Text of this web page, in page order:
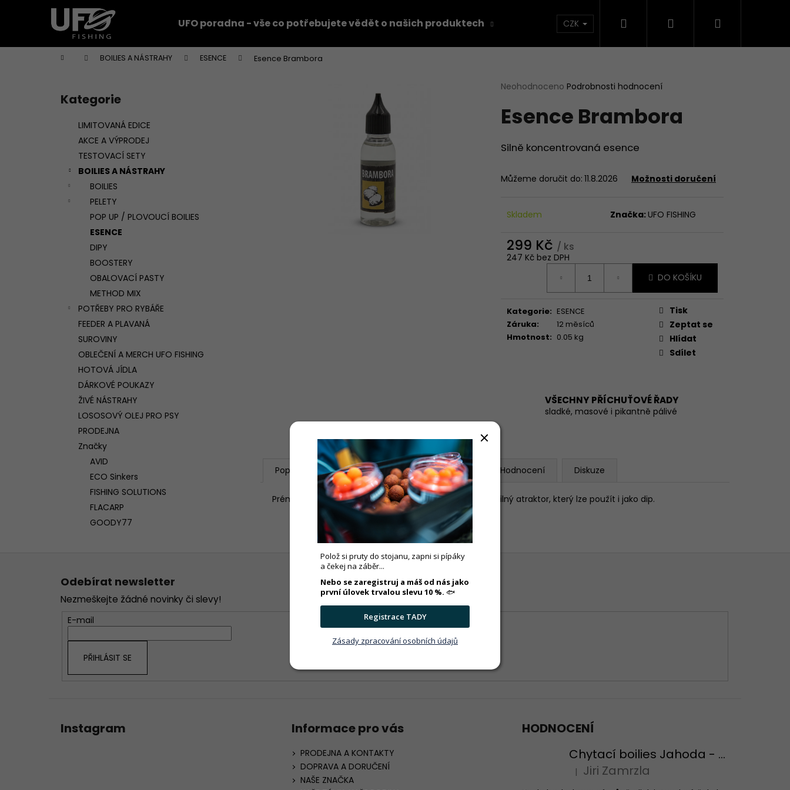
UFO poradna - vše co potřebujete vědět o našich produktech CZK Přihlášení
Domů BOILIES A NÁSTRAHY ESENCE Esence Brambora
Přeskočit
kategorie
Kategorie
LIMITOVANÁ EDICE
AKCE A VÝPRODEJ
TESTOVACÍ SETY
BOILIES A NÁSTRAHY
BOILIES
PELETY
POP UP / PLOVOUCÍ BOILIES
ESENCE
DIPY
BOOSTERY
OBALOVACÍ PASTY
METHOD MIX
POTŘEBY PRO RYBÁŘE
FEEDER A PLAVANÁ
SUROVINY
OBLEČENÍ A MERCH UFO FISHING
HOTOVÁ JÍDLA
DÁRKOVÉ POUKAZY
ŽIVÉ NÁSTRAHY
LOSOSOVÝ OLEJ PRO PSY
PRODEJNA
Značky
AVID
ECO Sinkers
FISHING SOLUTIONS
FLACARP
GOODY77
Průměrné
produktu
je
z
5
Neohodnoceno Podrobnosti hodnocení
Esence Brambora
Silně koncentrovaná esence
Můžeme doručit do: 11.8.2026 Možnosti doručení
Skladem Značka:UFO FISHING
299 Kč / ks
247 Kč bez DPH
DO KOŠÍKU
Kategorie: ESENCE
Záruka:
12 měsíců
Hmotnost: 0.05 kg
Tisk
Zeptat se
Hlídat
Sdílet
VŠECHNY PŘÍCHUŤOVÉ ŘADY
sladké, masové i pikantně pálivé
Popis Související (10) Podobné (10) Hodnocení Diskuze
Prémiové esence vhodné jak na výrobu boilie, tak jako silný atraktor, který lze použít i jako dip.
í
Zpět
do
Zpět
do
Co potřebujete najít?
Doporučujeme
Odebírat newsletter
Nezmeškejte žádné novinky či slevy!
E-mail
PŘIHLÁSIT SE
Instagram Informace pro vás
PRODEJNA A KONTAKTY
DOPRAVA A DORUČENÍ
NAŠE ZNAČKA
HODNOCENÍ
Chytací boilies Jahoda - testovací balení
Hodnocení produktu je 4 z 5 hvězdiček.
| Jiri Zamrzla
Polož si pruty do stojanu, zapni si pípáky
a čekej na záběr...
Nebo se zaregistruj a máš od nás jako
první úlovek trvalou slevu 10 %. 🐟
Registrace TADY
Zásady zpracování osobních údajů